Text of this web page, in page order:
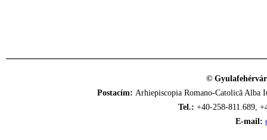
©
Postacím: Arhiepiscopia Romano-Catolică
Tel.: +40-258-811.689,
E-mail: